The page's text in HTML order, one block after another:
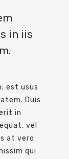
in iis
est usus
Duis
in
vel
at vero
qui